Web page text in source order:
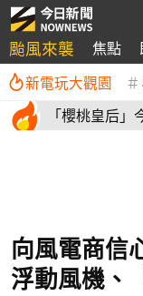
颱風來襲 焦點
新電玩大觀園
「櫻桃皇后
向風電商
浮動風機、